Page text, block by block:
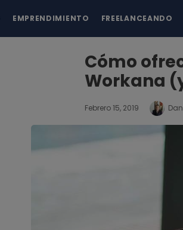
EMPRENDIMIENTO FREELANCEANDO
Cómo
Workana
Febrero 15, 2019